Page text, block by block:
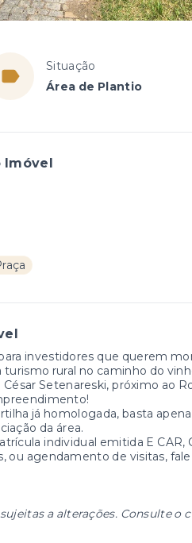
Situação
Área de Plantio
Imóvel
investidores que querem
turismo rural no caminho do
César Setenareski, próximo ao
já homologada, basta
da área.
individual emitida E CAR,
ou agendamento de visitas,
a alterações. Consulte o